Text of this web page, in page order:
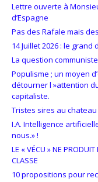
Lettre ouverte à
d’Espagne
Pas des Rafale mais
14 Juillet 2026 : le
La question
Populisme ; un moyen
détourner l »attention
capitaliste.
Tristes sires au chateau
I.A. Intelligence
nous.» !
LE « VÉCU » NE
CLASSE
10 propositions pour